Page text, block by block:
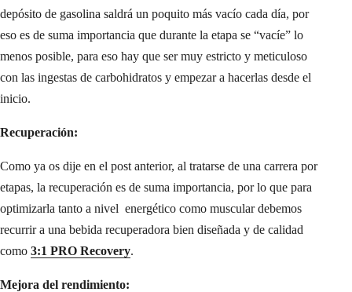
depósito de gasolina saldrá un poquito más vacío cada día, por
eso es de suma importancia que durante la etapa se “vacíe” lo
menos posible, para eso hay que ser muy estricto y meticuloso
con las ingestas de carbohidratos y empezar a hacerlas desde el
inicio.
Recuperación:
Como ya os dije en el post anterior, al tratarse de una carrera por
etapas, la recuperación es de suma importancia, por lo que para
optimizarla tanto a nivel energético como muscular debemos
recurrir a una bebida recuperadora bien diseñada y de calidad
como 3:1 PRO Recovery.
Mejora del rendimiento: